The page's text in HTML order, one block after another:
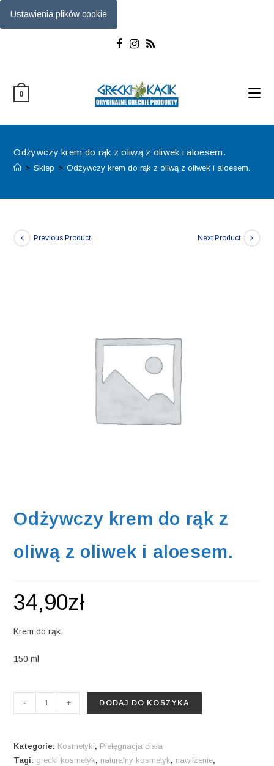
Ustawienia plików cookie
0
Odżywczy krem do rąk z oliwą z oliwek i aloesem.
> Sklep > Odżywczy krem do rąk z oliwą z oliwek i aloesem.
Previous Product Next Product
Odżywczy krem do rąk z
oliwą z oliwek i aloesem.
34,90zł
Krem do rąk.
150 ml
Odżywczy
do
rąk
- + DODAJ DO KOSZYKA
Kategorie: Kosmetyki, Pielęgnacja ciała
Tagi: grecki kosmetyk, naturalny kosmetyk, nawilżenie,